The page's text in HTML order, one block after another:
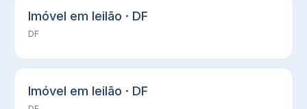
Imóvel em leilão · DF
DF
Imóvel em leilão · DF